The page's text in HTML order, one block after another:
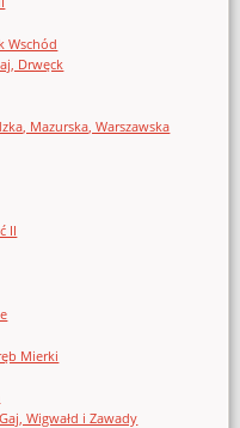
Wschód
Drwęck
Mazurska, Warszawska
II
Mierki
Wigwałd i Zawady